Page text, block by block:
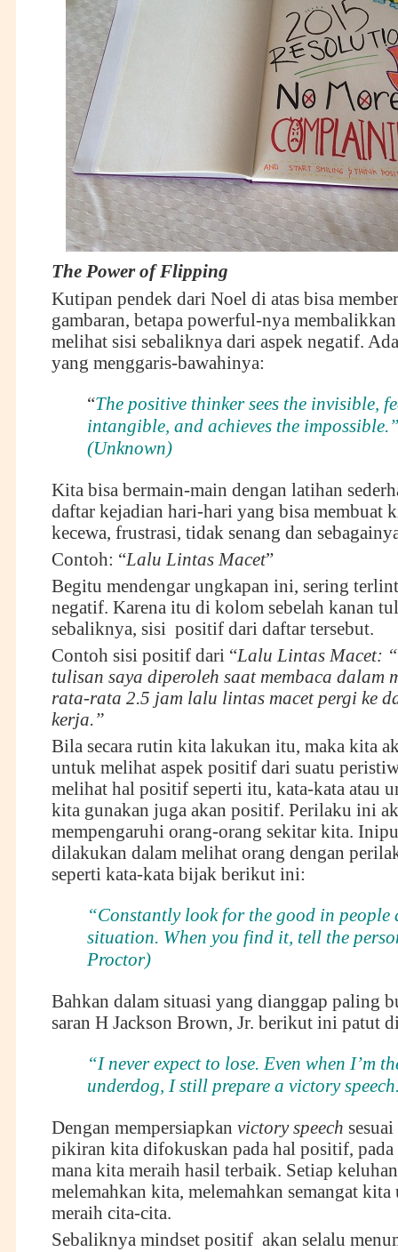
The Power of Flipping
Kutipan pendek dari Noel di atas bisa
gambaran, betapa powerful-nya
melihat sisi sebaliknya dari aspek negatif.
yang menggaris-bawahinya:
“The positive thinker sees the invisible,
intangible, and achieves the
(Unknown)
Kita bisa bermain-main dengan latihan
daftar kejadian hari-hari yang bisa membuat
kecewa, frustrasi, tidak senang dan
Contoh: “Lalu Lintas Macet”
Begitu mendengar ungkapan ini, sering
negatif. Karena itu di kolom sebelah kanan
sebaliknya, sisi positif dari daftar tersebut.
Contoh sisi positif dari “Lalu Lintas Macet:
tulisan saya diperoleh saat membaca dalam
rata-rata 2.5 jam lalu lintas macet pergi ke
kerja.”
Bila secara rutin kita lakukan itu, maka kita
untuk melihat aspek positif dari suatu
melihat hal positif seperti itu, kata-kata atau
kita gunakan juga akan positif. Perilaku ini
mempengaruhi orang-orang sekitar kita.
dilakukan dalam melihat orang dengan
seperti kata-kata bijak berikut ini:
“Constantly look for the good in people
situation. When you find it, tell the
Proctor)
Bahkan dalam situasi yang dianggap paling
saran H Jackson Brown, Jr. berikut ini patut
“I never expect to lose. Even when I’m
underdog, I still prepare a victory
Dengan mempersiapkan victory speech
pikiran kita difokuskan pada hal positif, pada
mana kita meraih hasil terbaik. Setiap
melemahkan kita, melemahkan semangat
meraih cita-cita.
Sebaliknya mindset positif akan selalu